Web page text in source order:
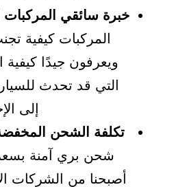
خبرة سائقي المركبات
المركبات كيفية
ويعرفون جيدًا كيفية
التي قد تحدث
إلى
تكلفة الشحن
شحن بري آمنة بسعر
أصبحنا من الشركات